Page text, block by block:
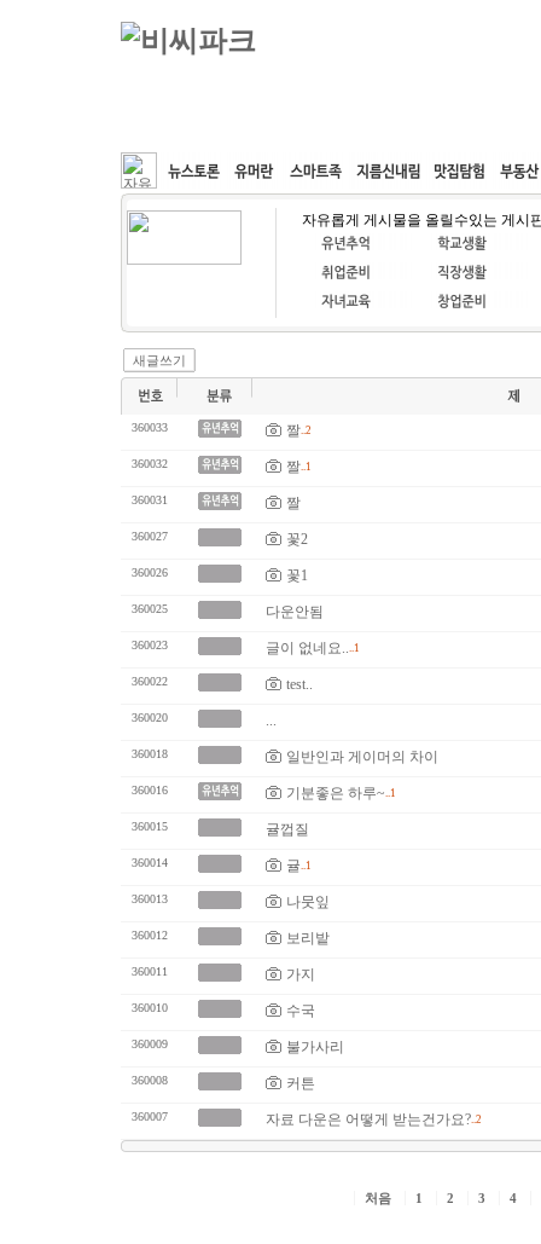
커뮤니티 속도패치 웹호스팅 공동구매
자유롭게 게시물을 올릴수있는 게시
새글쓰기
360033 짤..2
360032 짤..1
360031 짤
360027 꽃2
360026 꽃1
360025 다운안됨
360023 글이 없네요....1
360022 test..
360020 ...
360018 일반인과 게이머의 차이
360016 기분좋은 하루~..1
360015 귤껍질
360014 귤..1
360013 나뭇잎
360012 보리밭
360011 가지
360010 수국
360009 불가사리
360008 커튼
360007 자료 다운은 어떻게 받는건가요?..2
처음 1 2 3 4